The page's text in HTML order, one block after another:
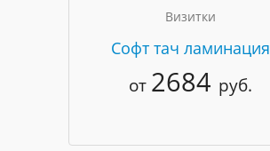
Визитки
Cофт тач ламинация
от 2684 руб.